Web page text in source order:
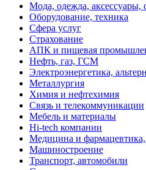
Мода, одежда, аксессуары,
Оборудование, техника
Сфера услуг
Страхование
АПК и пищевая
Нефть, газ, ГСМ
Электроэнергетика,
Металлургия
Химия и нефтехимия
Связь и телекоммуникации
Мебель и материалы
Hi-tech компании
Медицина и фармацевтика,
Машиностроение
Транспорт, автомобили